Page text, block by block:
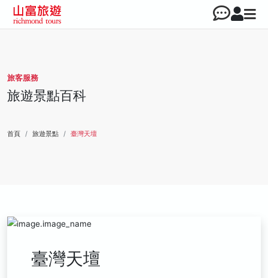
旅客服務
旅遊景點百科
首頁 旅遊景點 臺灣天壇
臺灣天壇